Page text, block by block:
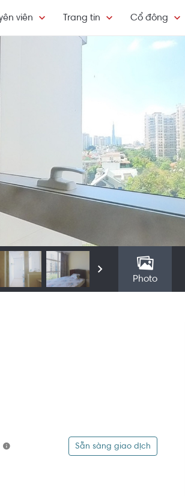
viên Trang tin Cổ đông
Photo
Sẵn sàng giao dịch